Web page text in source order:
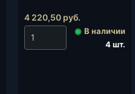
4 220,50 руб.
◉ В наличии
4 шт.